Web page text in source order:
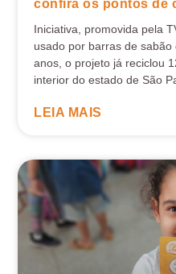
confira os pontos de
Iniciativa, promovida pela
usado por barras de
anos, o projeto já reciclou
interior do estado de São
LEIA MAIS